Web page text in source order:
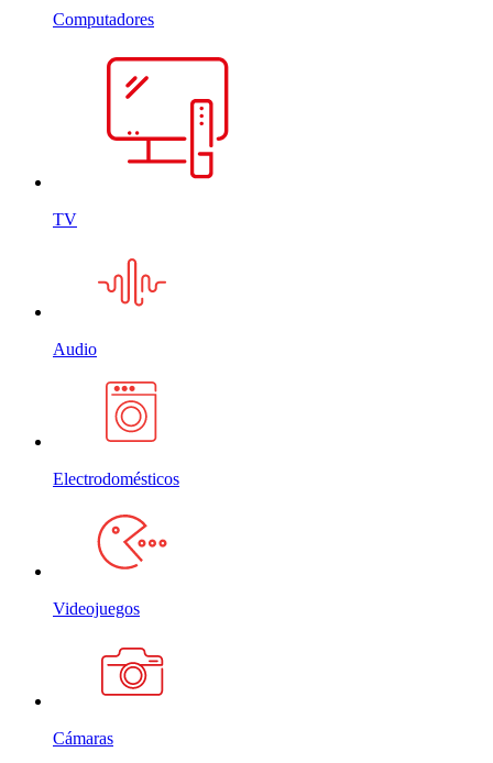
Computadores
TV
Audio
Electrodomésticos
Videojuegos
Cámaras